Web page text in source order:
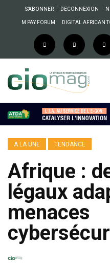
S’ABONNER DECONNEXION
M PAY FORUM DIGITAL AFRICAN
A LA UNE TENDANCE
Afrique :
légaux
menaces